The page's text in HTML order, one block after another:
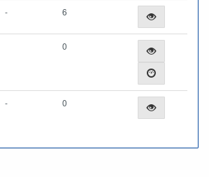
- 6
0
- 0